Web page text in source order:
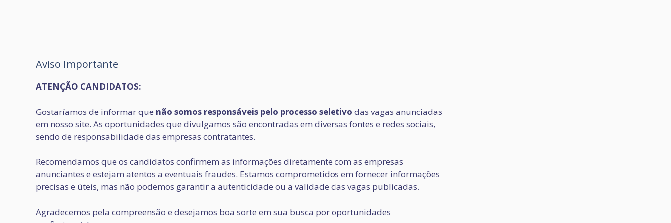
Aviso Importante
ATENÇÃO CANDIDATOS:
Gostaríamos de informar que não somos responsáveis pelo processo seletivo das vagas anunciadas
em nosso site. As oportunidades que divulgamos são encontradas em diversas fontes e redes sociais,
sendo de responsabilidade das empresas contratantes.
Recomendamos que os candidatos confirmem as informações diretamente com as empresas
anunciantes e estejam atentos a eventuais fraudes. Estamos comprometidos em fornecer informações
precisas e úteis, mas não podemos garantir a autenticidade ou a validade das vagas publicadas.
Agradecemos pela compreensão e desejamos boa sorte em sua busca por oportunidades